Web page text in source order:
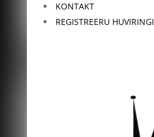
KONTAKT
REGISTREERU HUVIRINGI